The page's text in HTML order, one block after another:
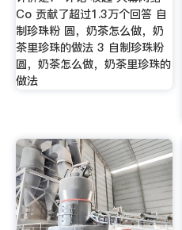
Co 贡献了超过1.3万个回答 自
制珍珠粉 圆，奶茶怎么做，奶
茶里珍珠的做法 3 自制珍珠粉
圆，奶茶怎么做，奶茶里珍珠的
做法